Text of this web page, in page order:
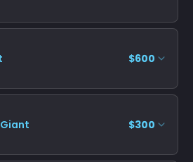
$600
$300